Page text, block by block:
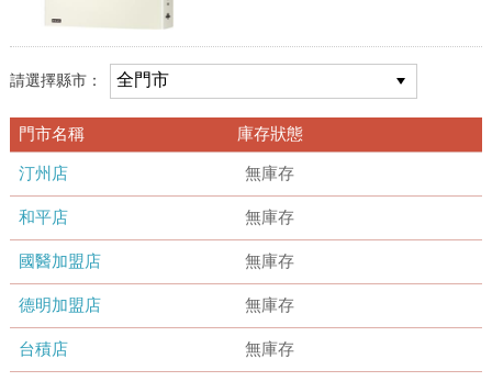
請選擇縣市：
門市名稱 庫存狀態
汀州店 無庫存
和平店 無庫存
國醫加盟店 無庫存
德明加盟店 無庫存
台積店 無庫存